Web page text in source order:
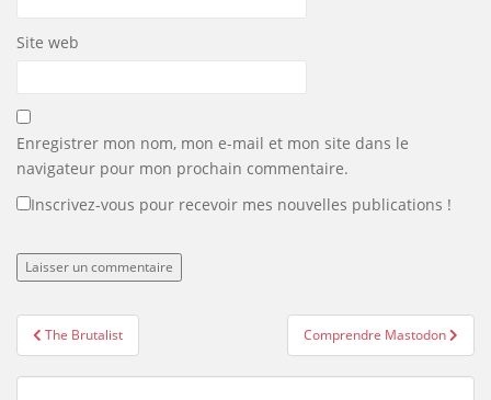
Site web
Enregistrer mon nom, mon e-mail et mon site dans le
navigateur pour mon prochain commentaire.
Inscrivez-vous pour recevoir mes nouvelles publications !
Navigation
de
l’article
The Brutalist Comprendre Mastodon